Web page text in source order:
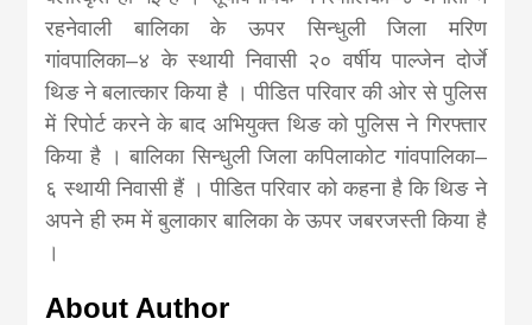
news,
रहनेवाली बालिका के ऊपर सिन्धुली जिला मरिण
गांवपालिका–४ के स्थायी निवासी २० वर्षीय पाल्जेन दोर्जे
थिङ ने बलात्कार किया है । पीडित परिवार की ओर से पुलिस
में रिपोर्ट करने के बाद अभियुक्त थिङ को पुलिस ने गिरफ्तार
किया है । बालिका सिन्धुली जिला कपिलाकोट गांवपालिका–
६ स्थायी निवासी हैं । पीडित परिवार को कहना है कि थिङ ने
अपने ही रुम में बुलाकार बालिका के ऊपर जबरजस्ती किया है
।
About Author